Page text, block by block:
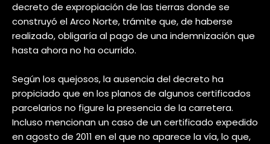
decreto de expropiación de las tierras donde se
construyó el Arco Norte, trámite que, de haberse
realizado, obligaría al pago de una indemnización que
hasta ahora no ha ocurrido.
Según los quejosos, la ausencia del decreto ha
propiciado que en los planos de algunos certificados
parcelarios no figure la presencia de la carretera.
Incluso mencionan un caso de un certificado expedido
en agosto de 2011 en el que no aparece la vía, lo que,